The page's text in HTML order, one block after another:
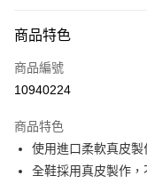
信用卡一次付款
信用卡分期付款
合作金庫商業銀行
華南商業銀行
上海商業儲蓄銀行
超商取貨付款
LINE Pay
商品特色
商品編號
10940224
商品特色
使用進口柔軟真皮
全鞋採用真皮製作